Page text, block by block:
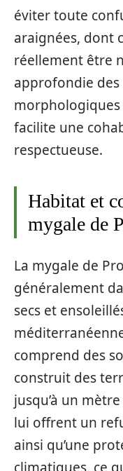
éviter toute
araignées, dont
réellement être
approfondie
morphologiques
facilite une
respectueuse.
Habitat et
mygale de
La mygale de
généralement
secs et
comprend des
construit des
jusqu’à un
lui offrent un
ainsi qu’une
climatiques, ce